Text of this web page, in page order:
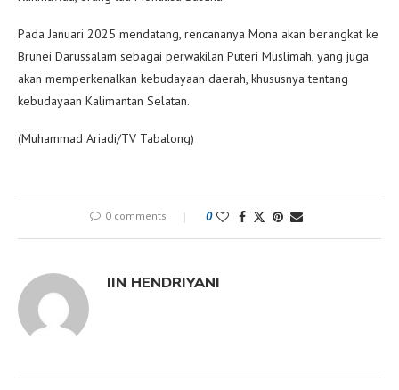
Pada Januari 2025 mendatang, rencananya Mona akan berangkat ke
Brunei Darussalam sebagai perwakilan Puteri Muslimah, yang juga
akan memperkenalkan kebudayaan daerah, khususnya tentang
kebudayaan Kalimantan Selatan.
(Muhammad Ariadi/TV Tabalong)
0 comments 0
IIN HENDRIYANI